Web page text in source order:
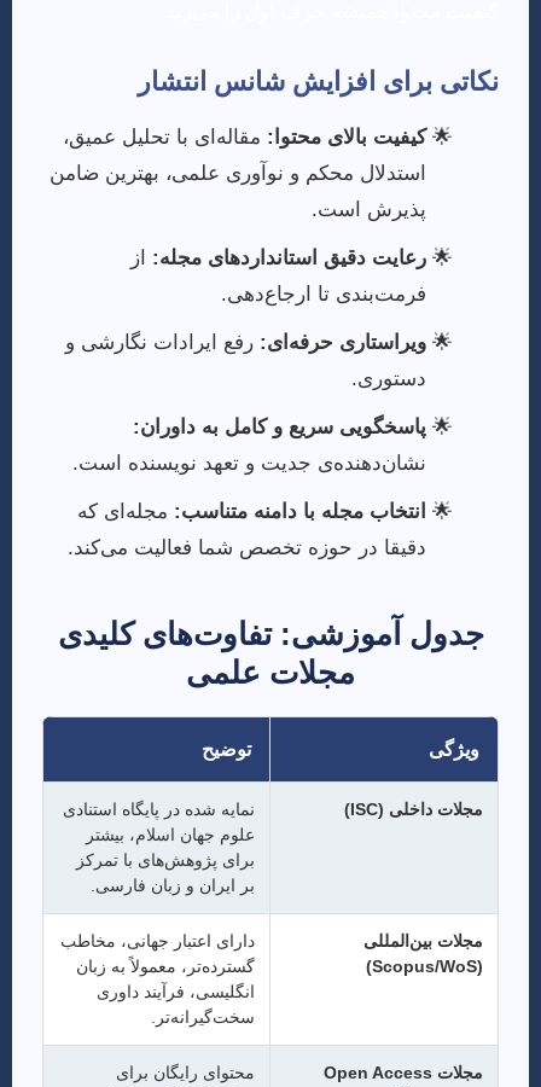
نکاتی برای افزایش شانس انتشار
کیفیت بالای محتوا: مقاله‌ای با تحلیل عمیق،
استدلال محکم و نوآوری علمی، بهترین ضامن
پذیرش است.
رعایت دقیق استانداردهای مجله: از
فرمت‌بندی تا ارجاع‌دهی.
ویراستاری حرفه‌ای: رفع ایرادات نگارشی و
دستوری.
پاسخگویی سریع و کامل به داوران:
نشان‌دهنده‌ی جدیت و تعهد نویسنده است.
انتخاب مجله با دامنه متناسب: مجله‌ای که
دقیقا در حوزه تخصص شما فعالیت می‌کند.
جدول آموزشی: تفاوت‌های کلیدی
مجلات علمی
ویژگی توضیح
مجلات داخلی (ISC)
نمایه شده در پایگاه استنادی
علوم جهان اسلام، بیشتر
برای پژوهش‌های با تمرکز
بر ایران و زبان فارسی.
مجلات بین‌المللی
(Scopus/WoS)
دارای اعتبار جهانی، مخاطب
گسترده‌تر، معمولاً به زبان
انگلیسی، فرآیند داوری
سخت‌گیرانه‌تر.
مجلات Open Access
محتوای رایگان برای